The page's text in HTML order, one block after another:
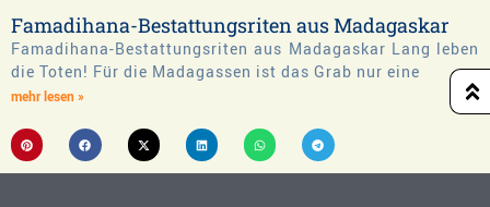
Famadihana-Bestattungsriten aus Madagaskar
Famadihana-Bestattungsriten aus Madagaskar Lang leben
die Toten! Für die Madagassen ist das Grab nur eine
mehr lesen »